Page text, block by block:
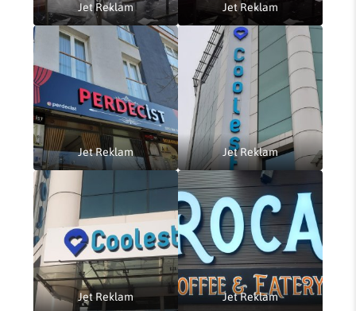
Jet Reklam Jet Reklam
Jet Reklam Jet Reklam
Jet Reklam Jet Reklam